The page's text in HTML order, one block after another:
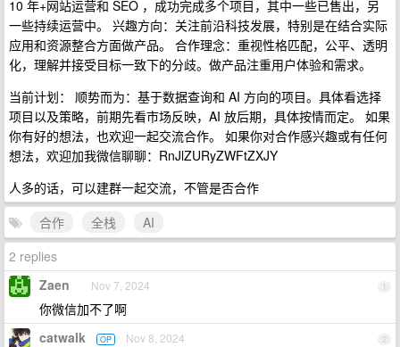
10 年+网站运营和 SEO ，成功完成多个项目，其中一些已售出，另
一些持续运营中。 兴趣方向：关注前沿科技发展，特别是在结合实际
应用和资源整合方面做产品。 合作理念：重视性格匹配，公平、透明
化，理解并接受目标一致下的分歧。做产品注重用户体验和需求。
当前计划： 顺势而为：基于数据查询和 AI 方向的项目。具体看选择
项目以及策略，前期先看市场反映，AI 放后期，具体按情而定。 如果
你有好的想法，也欢迎一起交流合作。 如果你对合作感兴趣或有任何
想法，欢迎加我微信聊聊：RnJlZURyZWFtZXJY
人多的话，可以建群一起交流，不管是否合作
合作
全栈
AI
2 replies
1
Zaen Nov 7, 2024
你微信加不了啊
2
catwalk OP Nov 8, 2024